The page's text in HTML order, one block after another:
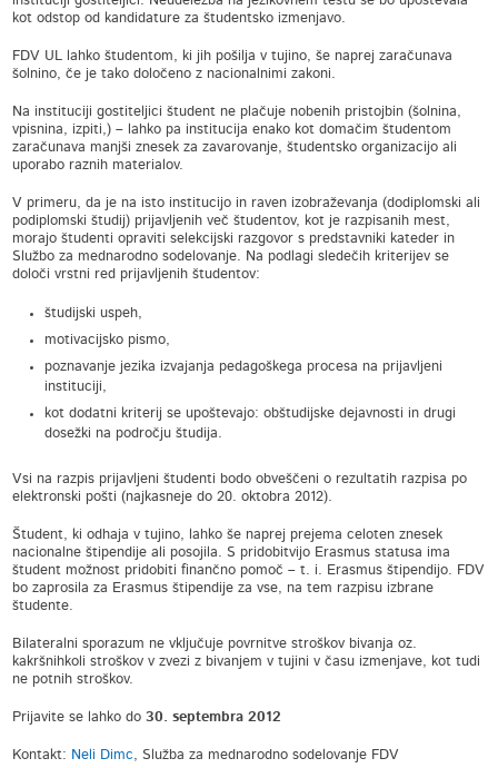
kot odstop od kandidature za študentsko izmenjavo.
FDV UL lahko študentom, ki jih pošilja v tujino, še naprej zaračunava
šolnino, če je tako določeno z nacionalnimi zakoni.
Na instituciji gostiteljici študent ne plačuje nobenih pristojbin (šolnina,
vpisnina, izpiti,) – lahko pa institucija enako kot domačim študentom
zaračunava manjši znesek za zavarovanje, študentsko organizacijo ali
uporabo raznih materialov.
V primeru, da je na isto institucijo in raven izobraževanja (dodiplomski ali
podiplomski študij) prijavljenih več študentov, kot je razpisanih mest,
morajo študenti opraviti selekcijski razgovor s predstavniki kateder in
Službo za mednarodno sodelovanje. Na podlagi sledečih kriterijev se
določi vrstni red prijavljenih študentov:
študijski uspeh,
motivacijsko pismo,
poznavanje jezika izvajanja pedagoškega procesa na prijavljeni
instituciji,
kot dodatni kriterij se upoštevajo: obštudijske dejavnosti in drugi
dosežki na področju študija.
Vsi na razpis prijavljeni študenti bodo obveščeni o rezultatih razpisa po
elektronski pošti (najkasneje do 20. oktobra 2012).
Študent, ki odhaja v tujino, lahko še naprej prejema celoten znesek
nacionalne štipendije ali posojila. S pridobitvijo Erasmus statusa ima
študent možnost pridobiti finančno pomoč – t. i. Erasmus štipendijo. FDV
bo zaprosila za Erasmus štipendije za vse, na tem razpisu izbrane
študente.
Bilateralni sporazum ne vključuje povrnitve stroškov bivanja oz.
kakršnihkoli stroškov v zvezi z bivanjem v tujini v času izmenjave, kot tudi
ne potnih stroškov.
Prijavite se lahko do30. septembra 2012
Kontakt: Neli Dimc, Služba za mednarodno sodelovanje FDV